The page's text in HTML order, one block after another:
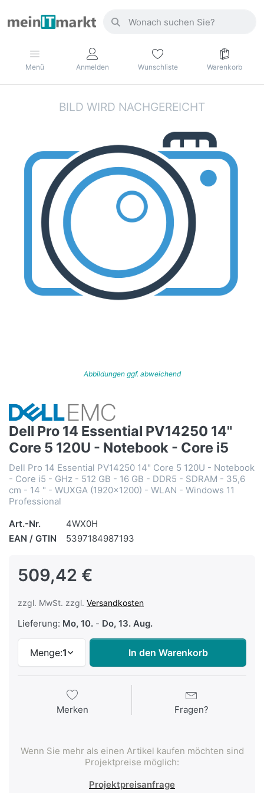
Menü Anmelden Wunschliste Warenkorb
Abbildungen ggf. abweichend
Dell Pro 14 Essential PV14250 14"
Core 5 120U - Notebook - Core i5
Dell Pro 14 Essential PV14250 14" Core 5 120U - Notebook
- Core i5 - GHz - 512 GB - 16 GB - DDR5 - SDRAM - 35,6
cm - 14 " - WUXGA (1920x1200) - WLAN - Windows 11
Professional
Art.-Nr.
4WX0H
EAN / GTIN
5397184987193
509,42 €
zzgl. MwSt. zzgl. Versandkosten
Lieferung: Mo, 10. - Do, 13. Aug.
Menge:1 In den Warenkorb
Merken Fragen?
Wenn Sie mehr als einen Artikel kaufen möchten sind
Projektpreise möglich:
Projektpreisanfrage